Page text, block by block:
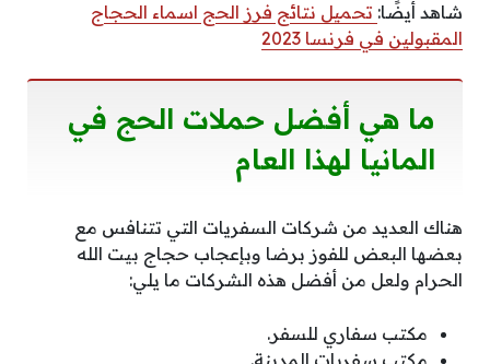
شاهد أيضًا: تحميل نتائج فرز الحج اسماء الحجاج
المقبولين في فرنسا 2023
ما هي أفضل حملات الحج في
المانيا لهذا العام
هناك العديد من شركات السفريات التي تتنافس مع
بعضها البعض للفوز برضا وبإعجاب حجاج بيت الله
الحرام ولعل من أفضل هذه الشركات ما يلي:
مكتب سفاري للسفر.